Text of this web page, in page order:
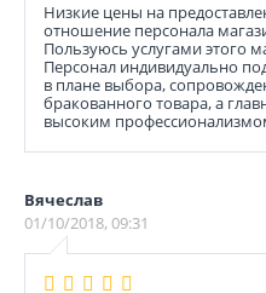
Низкие цены на
отношение персонала
Пользуюсь услугами этого
Персонал индивидуально
в плане выбора,
бракованного товара, а
высоким
Вячеслав
01/10/2018, 09:31